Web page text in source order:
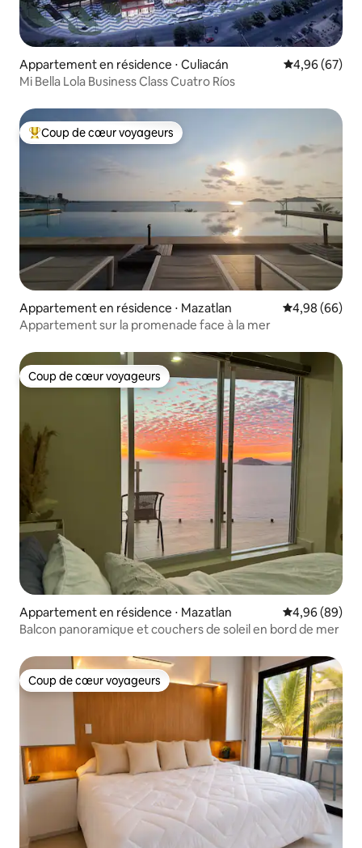
Appartement en résidence ⋅ Culiacán Évaluation
4,96 (67)
Mi Bella Lola Business Class Cuatro Ríos
Coups de cœur voyageurs les plus appréciés
Coup de cœur voyageurs
Appartement en résidence ⋅ Mazatlan Évaluation
4,98 (66)
Appartement sur la promenade face à la mer
Coup de cœur voyageurs
Coup de cœur voyageurs
Appartement en résidence ⋅ Mazatlan Évaluation
4,96 (89)
Balcon panoramique et couchers de soleil en bord de mer
Coup de cœur voyageurs
Coup de cœur voyageurs